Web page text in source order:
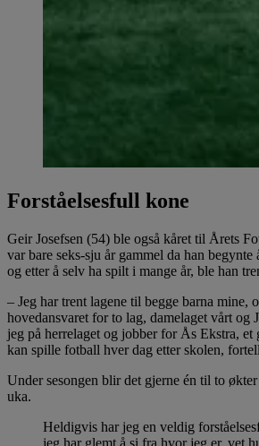
Forståelsesfull kone
Geir Josefsen (54) ble også kåret til Årets
var bare seks-sju år gammel da han
og etter å selv ha spilt i mange år, ble han
– Jeg har trent lagene til begge barna mine,
hovedansvaret for to lag, damelaget vårt og
jeg på herrelaget og jobber for Ås Ekstra, et
kan spille fotball hver dag etter skolen,
Under sesongen blir det gjerne én til to
uka.
Heldigvis har jeg en veldig
jeg har glemt å si fra hvor jeg er, vet